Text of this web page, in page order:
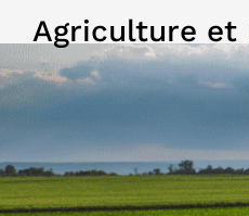
Agriculture et